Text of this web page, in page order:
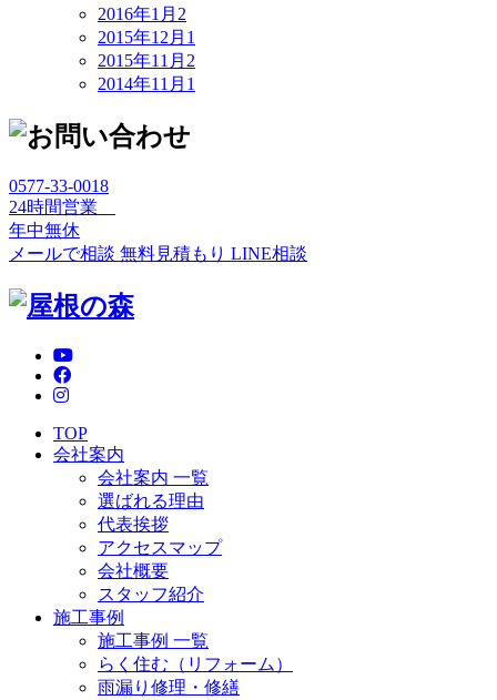
2016年1月 2
2015年12月 1
2015年11月 2
2014年11月 1
0577-33-0018
24時間営業
年中無休
メールで相談 無料見積もり LINE相談
TOP
会社案内
会社案内 一覧
選ばれる理由
代表挨拶
アクセスマップ
会社概要
スタッフ紹介
施工事例
施工事例 一覧
らく住む（リフォーム）
雨漏り修理・修繕